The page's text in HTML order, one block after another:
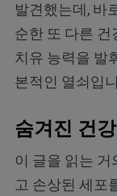
발견했는데, 바
순한 또 다른
치유 능력을 발
본적인 열쇠입
숨겨진 건강
이 글을 읽는
고 손상된 세포